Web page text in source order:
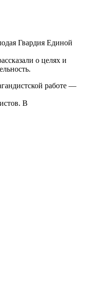
Гвардия Единой
о целях и
работе —
В